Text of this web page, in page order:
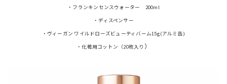
・フランキンセンスウォーター 200ml
・ディスペンサー
・ヴィーガン ワイルドローズビューティバーム15g(アルミ缶)
・化粧用コットン（20枚入り ）